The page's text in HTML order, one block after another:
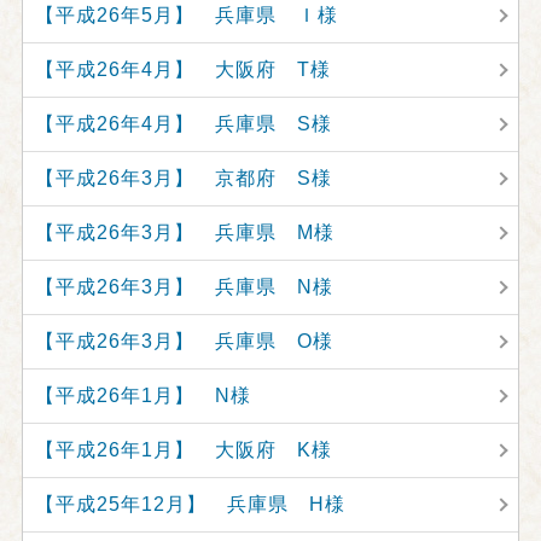
【平成26年5月】 兵庫県 Ｉ様
【平成26年4月】 大阪府 T様
【平成26年4月】 兵庫県 S様
【平成26年3月】 京都府 S様
【平成26年3月】 兵庫県 M様
【平成26年3月】 兵庫県 N様
【平成26年3月】 兵庫県 O様
【平成26年1月】 N様
【平成26年1月】 大阪府 K様
【平成25年12月】 兵庫県 H様